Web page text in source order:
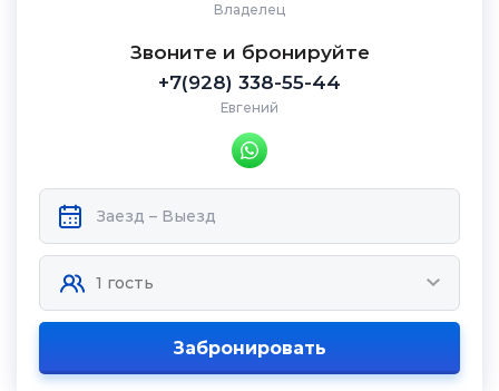
Владелец
Звоните и бронируйте
+7(928) 338-55-44
Евгений
Забронировать